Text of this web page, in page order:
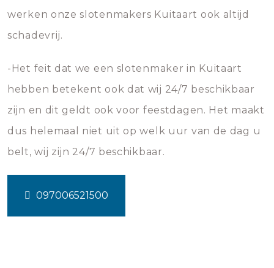
werken onze slotenmakers Kuitaart ook altijd
schadevrij.
-Het feit dat we een slotenmaker in Kuitaart
hebben betekent ook dat wij 24/7 beschikbaar
zijn en dit geldt ook voor feestdagen. Het maakt
dus helemaal niet uit op welk uur van de dag u
belt, wij zijn 24/7 beschikbaar.
097006521500